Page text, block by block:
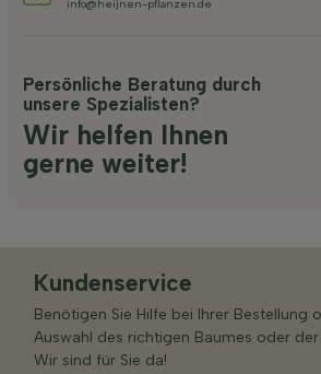
info@heijnen-pflanzen.de
Persönliche Beratung durch
unsere Spezialisten?
Wir helfen Ihnen
gerne weiter!
Kundenservice
Benötigen Sie Hilfe bei Ihrer Bestellung
Auswahl des richtigen Baumes oder
Wir sind für Sie da!